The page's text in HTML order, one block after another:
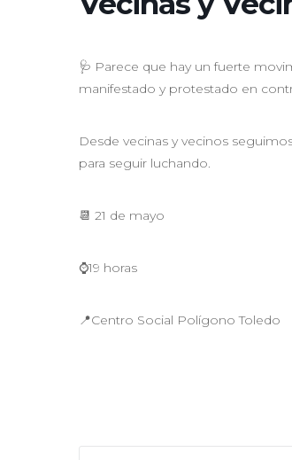
🩺 Parece que hay un fuerte
manifestado y protestado en
Desde vecinas y vecinos
para seguir luchando.
📆 21 de mayo
⌚19 horas
📍Centro Social Polígono Toledo